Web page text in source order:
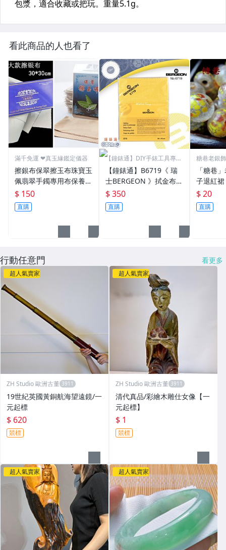
看此商品的人也看了
滿千免運 ❤真玉緣鑑定儀器
擦銀布保翠擦玉布珠寶玉
佩翡翠手鐲專用布保養布
瑪瑙銀飾擦拭布養玉盤玉
鑽石水晶古董擦玉布珠寶
翡翠玉器清潔護理保養拋
$ 150
直購
【鐘錶通】DIY手錶工具專業
【鐘錶通】B6719《 瑞
士BERGEON 》拭金布/K
金布/金屬亮潔布/古董錶
清潔布├手錶保養/飾品
保養┤
$ 350
直購
糖巷老銀
「糖巷
子退紅
珠
$ 20
直購
行動任意門 看更多
超人氣賣家
ZH Studio 歐洲古董
19世紀英國黃銅航海望遠鏡/一
元起標
$ 620
競標
超人氣賣家
ZH Studio 歐洲古董
清代真品/彩繪木雕仕女像【一
元起標】
$ 1
競標
超人氣賣家 超人氣賣家